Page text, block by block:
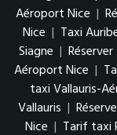
Aéroport Nice |
Nice | Taxi
Siagne |
Aéroport Nice |
taxi Vallauris-
Vallauris |
Nice | Tarif taxi